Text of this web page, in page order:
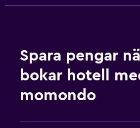
Bäddsoffa
Telefon
Spara pengar
bokar hotell
momondo